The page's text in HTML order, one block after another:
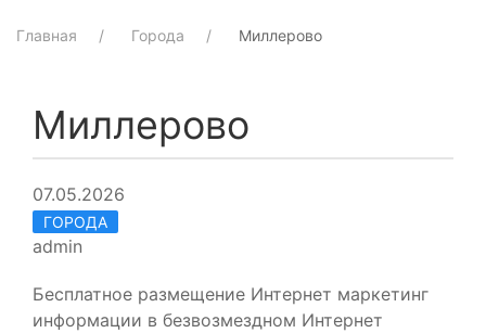
Главная Города Миллерово
Миллерово
07.05.2026
ГОРОДА
admin
Бесплатное размещение Интернет маркетинг
информации в безвозмездном Интернет